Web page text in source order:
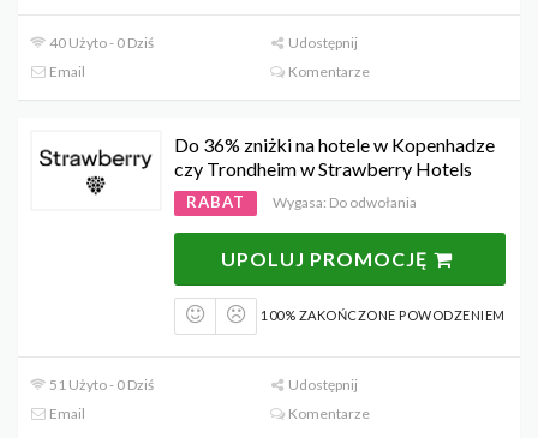
40 Użyto - 0 Dziś
Udostępnij
Email
Komentarze
Do 36% zniżki na hotele w Kopenhadze
czy Trondheim w Strawberry Hotels
RABAT Wygasa: Do odwołania
UPOLUJ PROMOCJĘ
100% ZAKOŃCZONE POWODZENIEM
51 Użyto - 0 Dziś
Udostępnij
Email
Komentarze